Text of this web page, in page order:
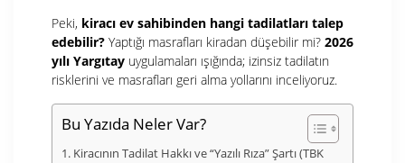
Peki, kiracı ev sahibinden hangi tadilatları talep
edebilir? Yaptığı masrafları kiradan düşebilir mi? 2026
yılı Yargıtay uygulamaları ışığında; izinsiz tadilatın
risklerini ve masrafları geri alma yollarını inceliyoruz.
Bu Yazıda Neler Var?
Kiracının Tadilat Hakkı ve “Yazılı Rıza” Şartı (TBK